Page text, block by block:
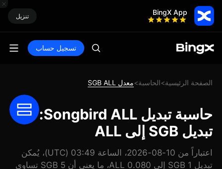
BingX App تنزيل
تسجيل حساب
الصفحة الرئيسية>الحاسبة>معدل SGB ALL
حاسبة تبديل Songbird ALL:
تبديل SGB إلى ALL
اعتباراً من 10-08-2026، الساعة 03:49 (UTC)، يُمكن
تبديل 1 SGB إلى 0.080 ALL، ما يعني أن 5 SGB تساوي